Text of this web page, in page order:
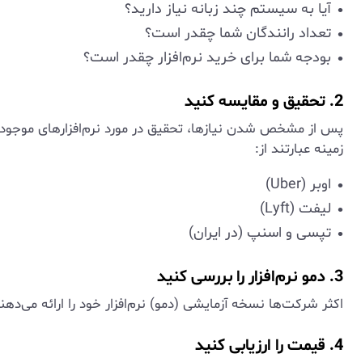
آیا به سیستم چند زبانه نیاز دارید؟
تعداد رانندگان شما چقدر است؟
بودجه شما برای خرید نرم‌افزار چقدر است؟
2. تحقیق و مقایسه کنید
پس از مشخص شدن نیازها، تحقیق در مورد نرم‌افزارهای موجود
زمینه عبارتند از:
اوبر (Uber)
لیفت (Lyft)
تپسی و اسنپ (در ایران)
3. دمو نرم‌افزار را بررسی کنید
اکثر شرکت‌ها نسخه آزمایشی (دمو) نرم‌افزار خود را ارائه
4. قیمت را ارزیابی کنید